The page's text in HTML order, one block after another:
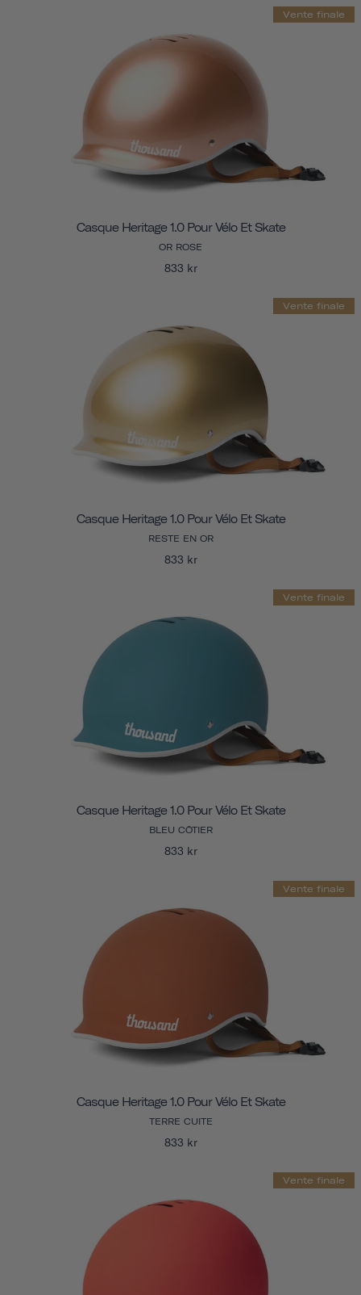
Vente finale
Casque Heritage 1.0 Pour Vélo Et Skate
OR ROSE
833 kr
Vente finale
Casque Heritage 1.0 Pour Vélo Et Skate
RESTE EN OR
833 kr
Vente finale
Casque Heritage 1.0 Pour Vélo Et Skate
BLEU CÔTIER
833 kr
Vente finale
Casque Heritage 1.0 Pour Vélo Et Skate
TERRE CUITE
833 kr
Vente finale